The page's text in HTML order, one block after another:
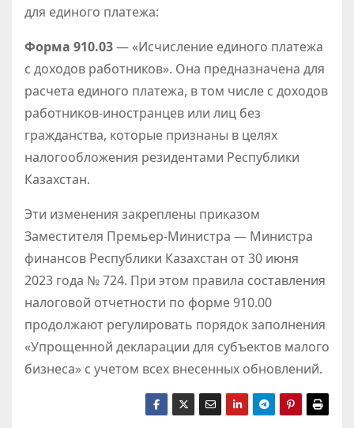
для единого платежа:
Форма 910.03— «Исчисление единого платежа
с доходов работников». Она предназначена для
расчета единого платежа, в том числе с доходов
работников-иностранцев или лиц без
гражданства, которые признаны в целях
налогообложения резидентами Республики
Казахстан.
Эти изменения закреплены приказом
Заместителя Премьер-Министра — Министра
финансов Республики Казахстан от 30 июня
2023 года № 724. При этом правила составления
налоговой отчетности по форме 910.00
продолжают регулировать порядок заполнения
«Упрощенной декларации для субъектов малого
бизнеса» с учетом всех внесенных обновлений.